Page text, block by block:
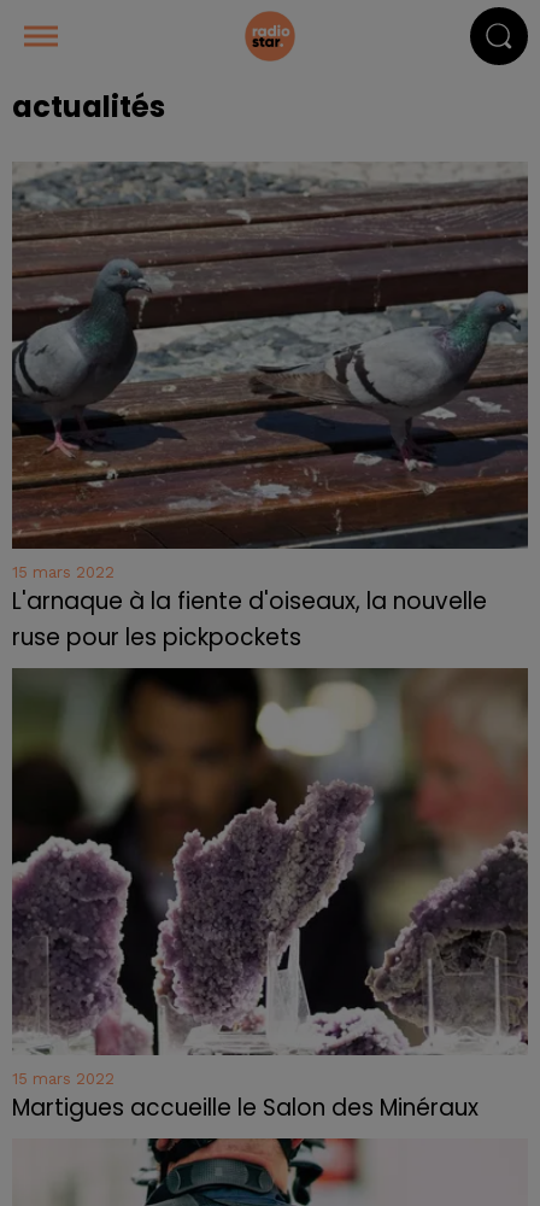
actualités
15 mars 2022
L'arnaque à la fiente d'oiseaux, la nouvelle
ruse pour les pickpockets
15 mars 2022
Martigues accueille le Salon des Minéraux